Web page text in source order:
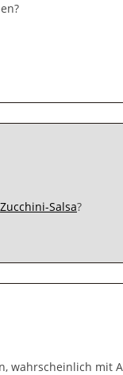
Zucchini-Salsa?
wahrscheinlich mit